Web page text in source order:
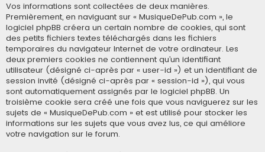
Vos informations sont collectées de deux manières.
Premièrement, en naviguant sur « MusiqueDePub.com », le
logiciel phpBB créera un certain nombre de cookies, qui sont
des petits fichiers textes téléchargés dans les fichiers
temporaires du navigateur Internet de votre ordinateur. Les
deux premiers cookies ne contiennent qu’un identifiant
utilisateur (désigné ci-après par « user-id ») et un identifiant de
session invité (désigné ci-après par « session-id »), qui vous
sont automatiquement assignés par le logiciel phpBB. Un
troisième cookie sera créé une fois que vous naviguerez sur les
sujets de « MusiqueDePub.com » et est utilisé pour stocker les
informations sur les sujets que vous avez lus, ce qui améliore
votre navigation sur le forum.